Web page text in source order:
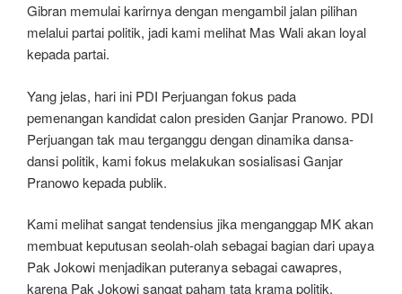
Gibran memulai karirnya dengan mengambil jalan pilihan
melalui partai politik, jadi kami melihat Mas Wali akan loyal
kepada partai.
Yang jelas, hari ini PDI Perjuangan fokus pada
pemenangan kandidat calon presiden Ganjar Pranowo. PDI
Perjuangan tak mau terganggu dengan dinamika dansa-
dansi politik, kami fokus melakukan sosialisasi Ganjar
Pranowo kepada publik.
Kami melihat sangat tendensius jika menganggap MK akan
membuat keputusan seolah-olah sebagai bagian dari upaya
Pak Jokowi menjadikan puteranya sebagai cawapres,
karena Pak Jokowi sangat paham tata krama politik.